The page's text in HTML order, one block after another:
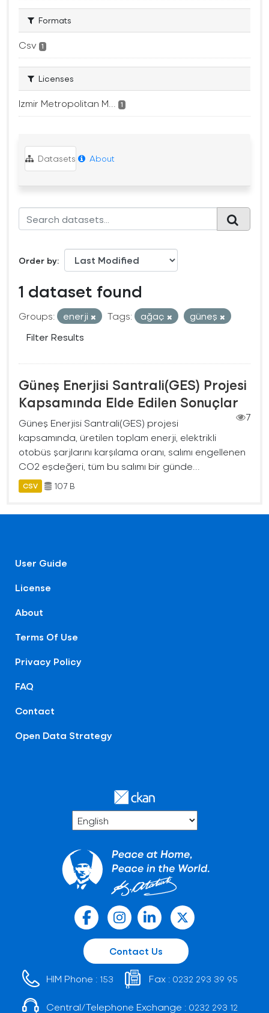
Formats
Csv 1
Licenses
Izmir Metropolitan M... 1
Datasets About
Order by
1 dataset found
Groups: enerji Tags: ağaç
güneş
Filter Results
Güneş Enerjisi Santrali(GES) Projesi
Kapsamında Elde Edilen Sonuçlar
7
Güneş Enerjisi Santrali(GES) projesi
kapsamında, üretilen toplam enerji, elektrikli
otobüs şarjlarını karşılama oranı, salımı engellenen
CO2 eşdeğeri, tüm bu salımı bir günde...
CSV 107 B
User Guide
License
About
Terms Of Use
Privacy Policy
FAQ
Contact
Open Data Strategy
Contact Us
HIM Phone : 153 Fax : 0232 293 39 95
Central/Telephone Exchange : 0232 293 12